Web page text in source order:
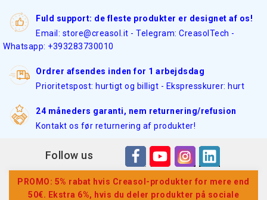
Fuld support: de fleste produkter er designet af os!
Email: store@creasol.it - Telegram: CreasolTech -
Whatsapp: +393283730010
Ordrer afsendes inden for 1 arbejdsdag
Prioritetspost: hurtigt og billigt - Ekspresskurer: hurt
24 måneders garanti, nem returnering/refusion
Kontakt os før returnering af produkter!
Follow us
PROMO: 5% rabat hvis Creasol-produkter for mere end
50€. Ekstra 6%, hvis du deler produkter på sociale